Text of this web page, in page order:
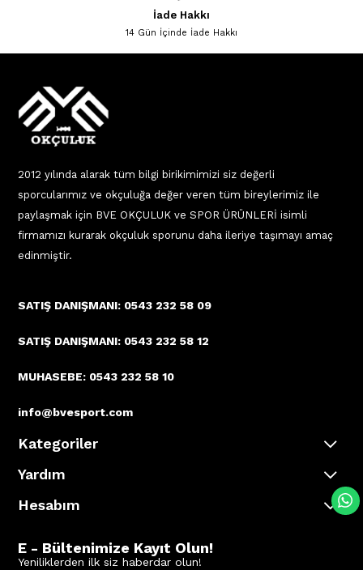
İade Hakkı
14 Gün İçinde İade Hakkı
2012 yılında alarak tüm bilgi birikimimizi siz değerli
sporcularımız ve okçuluğa değer veren tüm bireylerimiz ile
paylaşmak için BVE OKÇULUK ve SPOR ÜRÜNLERİ isimli
firmamızı kurarak okçuluk sporunu daha ileriye taşımayı amaç
edinmiştir.
SATIŞ DANIŞMANI: 0543 232 58 09
SATIŞ DANIŞMANI: 0543 232 58 12
MUHASEBE: 0543 232 58 10
info@bvesport.com
Kategoriler
Yardım
Hesabım
E - Bültenimize Kayıt Olun!
Yeniliklerden ilk siz haberdar olun!